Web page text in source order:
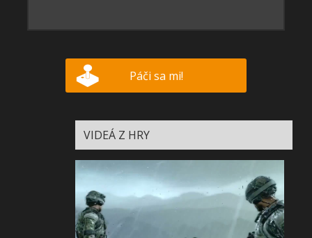
Páči sa mi!
VIDEÁ Z HRY